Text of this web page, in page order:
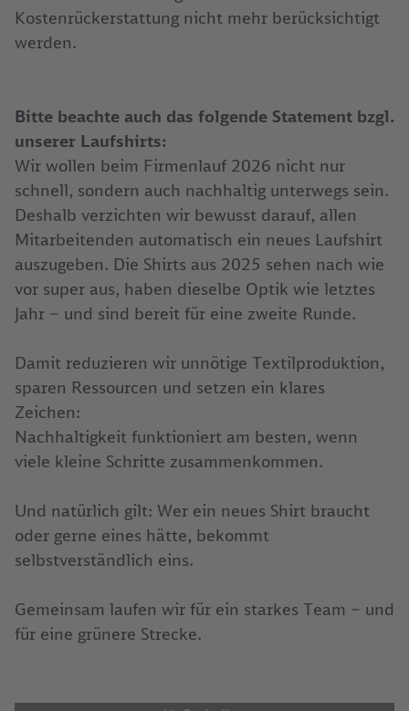
Kostenrückerstattung nicht mehr berücksichtigt
werden.
Bitte beachte auch das folgende Statement bzgl.
unserer Laufshirts:
Wir wollen beim Firmenlauf 2026 nicht nur
schnell, sondern auch nachhaltig unterwegs sein.
Deshalb verzichten wir bewusst darauf, allen
Mitarbeitenden automatisch ein neues Laufshirt
auszugeben. Die Shirts aus 2025 sehen nach wie
vor super aus, haben dieselbe Optik wie letztes
Jahr – und sind bereit für eine zweite Runde.
Damit reduzieren wir unnötige Textilproduktion,
sparen Ressourcen und setzen ein klares
Zeichen:
Nachhaltigkeit funktioniert am besten, wenn
viele kleine Schritte zusammenkommen.
Und natürlich gilt: Wer ein neues Shirt braucht
oder gerne eines hätte, bekommt
selbstverständlich eins.
Gemeinsam laufen wir für ein starkes Team – und
für eine grünere Strecke.